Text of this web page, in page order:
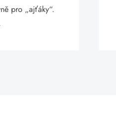
pro „ajťáky“.